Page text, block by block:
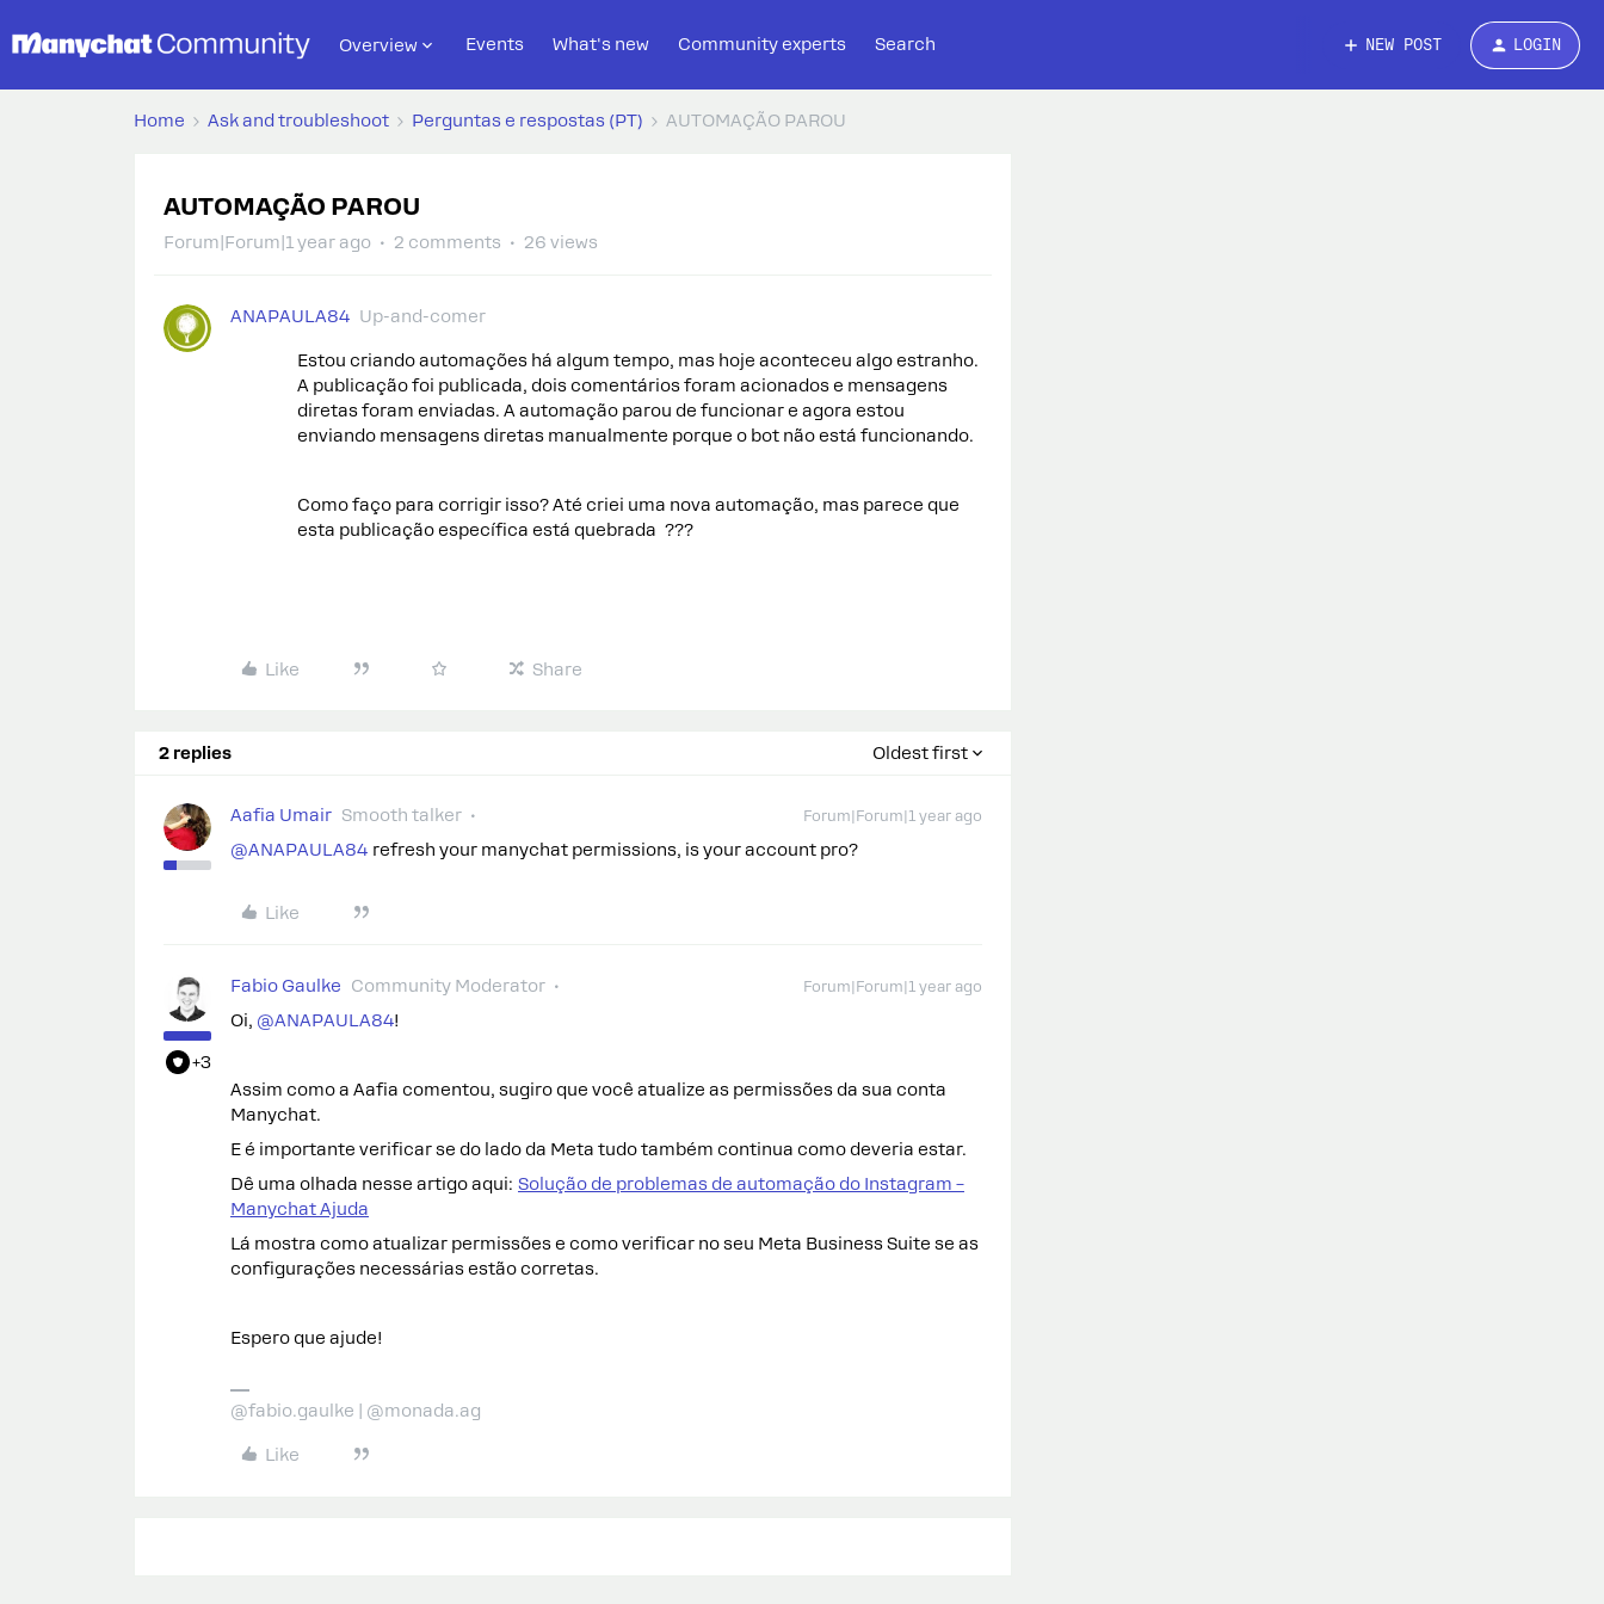
Overview Events What's new Community experts Search NEW POST LOGIN
Home Ask and troubleshoot Perguntas e respostas (PT) AUTOMAÇÃO PAROU
AUTOMAÇÃO PAROU
Forum|Forum|1 year ago 2 comments 26 views
ANAPAULA84 Up-and-comer
Estou criando automações há algum tempo, mas hoje aconteceu algo estranho.
A publicação foi publicada, dois comentários foram acionados e mensagens
diretas foram enviadas. A automação parou de funcionar e agora estou
enviando mensagens diretas manualmente porque o bot não está funcionando.
Como faço para corrigir isso? Até criei uma nova automação, mas parece que
esta publicação específica está quebrada ???
Like Share
2 replies Oldest first
Aafia Umair Smooth talker Forum|Forum|1 year ago
@ANAPAULA84 refresh your manychat permissions, is your account pro?
Like
+3
Fabio Gaulke Community Moderator Forum|Forum|1 year ago
Oi, ​ @ANAPAULA84!
Assim como a Aafia comentou, sugiro que você atualize as permissões da sua conta
Manychat.
E é importante verificar se do lado da Meta tudo também continua como deveria estar.
Dê uma olhada nesse artigo aqui: Solução de problemas de automação do Instagram –
Manychat Ajuda
Lá mostra como atualizar permissões e como verificar no seu Meta Business Suite se as
configurações necessárias estão corretas.
Espero que ajude!
@fabio.gaulke | @monada.ag
Like